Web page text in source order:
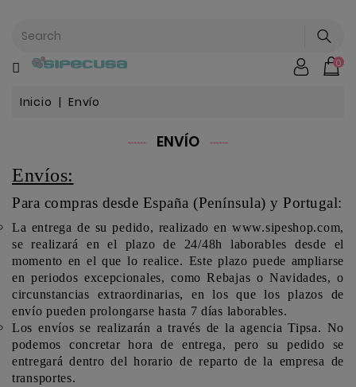
Mochilas
Escolar
Stitch |
Harley..
Harry
Potter
Bebe
&
Infantil
Stranger
Things
Anekke
0
Inicio Envío
ENVÍO
Envíos:
Para compras desde España (Península) y Portugal:
La entrega de su pedido, realizado en www.sipeshop.com,
se realizará en el plazo de 24/48h laborables desde el
momento en el que lo realice. Este plazo puede ampliarse
en periodos excepcionales, como Rebajas o Navidades, o
circunstancias extraordinarias, en los que los plazos de
envío pueden prolongarse hasta 7 días laborables.
Los envíos se realizarán a través de laagencia Tipsa. No
podemos concretar hora de entrega, pero su pedido se
entregará dentro del horario de reparto de la empresa de
transportes.